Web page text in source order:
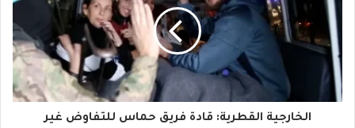
ك
ت
ر
و
الخارجية القطرية: قادة فريق حماس للتفاوض غير